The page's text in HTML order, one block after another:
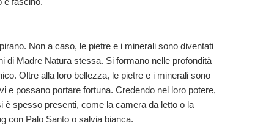
Non a caso, le pietre e i minerali sono diventati
di Madre Natura stessa. Si formano nelle profondità
Oltre alla loro bellezza, le pietre e i minerali sono
e possano portare fortuna. Credendo nel loro potere,
è spesso presenti, come la camera da letto o la
con Palo Santo o salvia bianca.